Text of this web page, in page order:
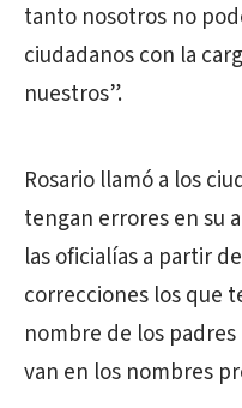
tanto nosotros no
ciudadanos con la
nuestros”.
Rosario llamó a los
tengan errores en su
las oficialías a partir
correcciones los que
nombre de los
van en los nombres